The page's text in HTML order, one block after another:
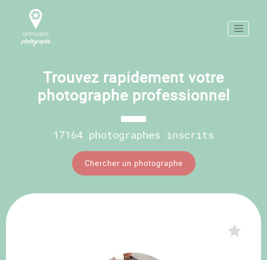
Trouvez rapidement votre
photographe professionnel
17164 photographes inscrits
Chercher un photographe